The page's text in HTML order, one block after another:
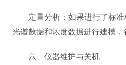
定量分析：如果进行了标准
光谱数据和浓度数据进行建模
六、仪器维护与关机